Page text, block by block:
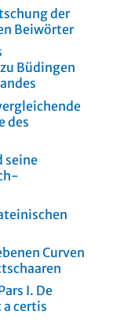
der
Beiwörter
Büdingen
des
seine
Curven
I. De
certis